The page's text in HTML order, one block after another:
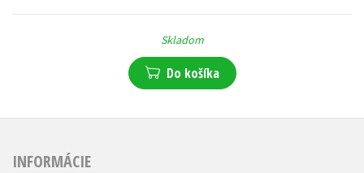
Skladom
Do košíka
INFORMÁCIE